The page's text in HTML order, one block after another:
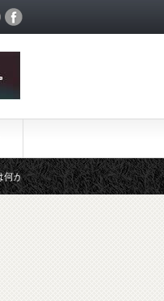
【一覧】J1・J2・J3リーグ「